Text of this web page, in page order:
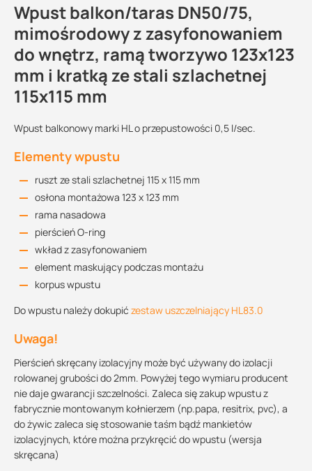
Wpust balkon/taras DN50/75,
mimośrodowy z zasyfonowaniem
do wnętrz, ramą tworzywo 123x123
mm i kratką ze stali szlachetnej
115x115 mm
Wpust balkonowy marki HL o przepustowości 0,5 l/sec.
Elementy wpustu
ruszt ze stali szlachetnej 115 x 115 mm
osłona montażowa 123 x 123 mm
rama nasadowa
pierścień O-ring
wkład z zasyfonowaniem
element maskujący podczas montażu
korpus wpustu
Do wpustu należy dokupić zestaw uszczelniający HL83.0
Uwaga!
Pierścień skręcany izolacyjny może być używany do izolacji
rolowanej grubości do 2mm. Powyżej tego wymiaru producent
nie daje gwarancji szczelności. Zaleca się zakup wpustu z
fabrycznie montowanym kołnierzem (np.papa, resitrix, pvc), a
do żywic zaleca się stosowanie taśm bądź mankietów
izolacyjnych, które można przykręcić do wpustu (wersja
skręcana)